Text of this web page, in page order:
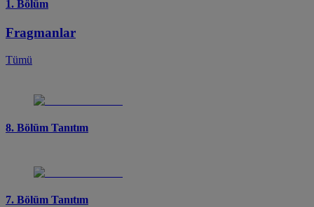
1. Bölüm
Fragmanlar
Tümü
8. Bölüm Tanıtım
7. Bölüm Tanıtım